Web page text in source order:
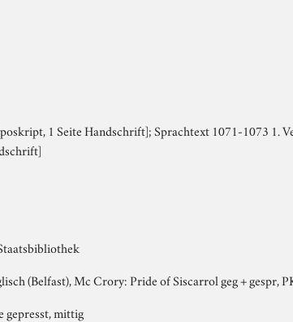
1 Seite Handschrift]; Sprachtext 1071-1073 1.
(Belfast), Mc Crory: Pride of Siscarrol geg + gespr,
gepresst, mittig